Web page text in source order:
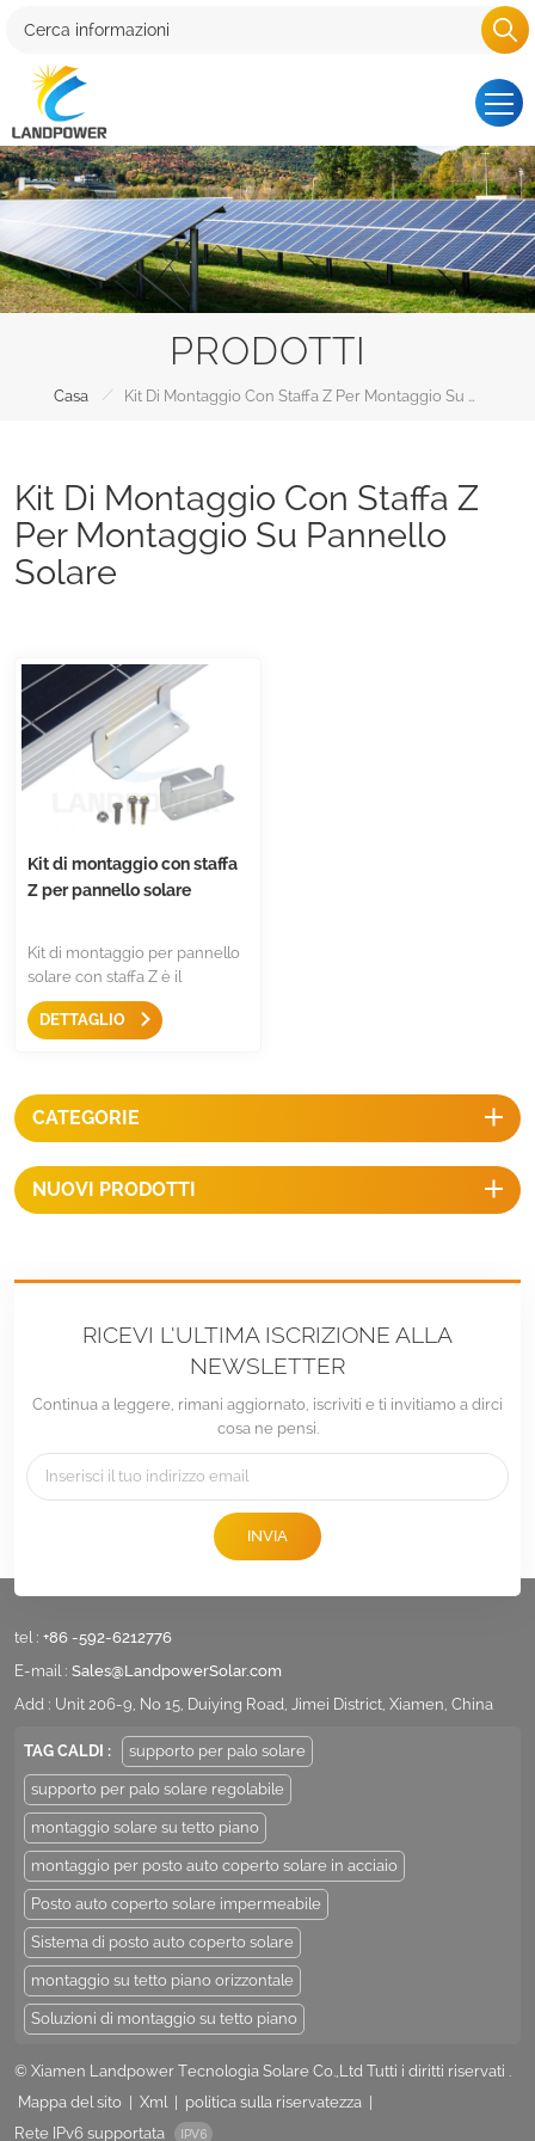
PRODOTTI
Casa /
Kit Di Montaggio Con Staffa Z
Per Montaggio Su Pannello
Solare
Kit di montaggio con staffa
Z per pannello solare
Kit di montaggio per pannello
solare con staffa Z è il
montaggio più semplice per
fissare la maggior parte dei
montaggio su tetti di camper,
rimorchi, barche, veicoli
ricreativi o yacht, montaggio
ideale per l'installazione di
pannelli solari.
DETTAGLIO
CATEGORIE
NUOVI PRODOTTI
RICEVI L'ULTIMA ISCRIZIONE ALLA
NEWSLETTER
Continua a leggere, rimani aggiornato, iscriviti e ti invitiamo a dirci
cosa ne pensi.
INVIA
tel : +86 -592-6212776
E-mail : Sales@LandpowerSolar.com
Add : Unit 206-9, No 15, Duiying Road, Jimei District, Xiamen, China
TAG CALDI : supporto per palo solare
supporto per palo solare regolabile
montaggio solare su tetto piano
montaggio per posto auto coperto solare in acciaio
Posto auto coperto solare impermeabile
Sistema di posto auto coperto solare
montaggio su tetto piano orizzontale
Soluzioni di montaggio su tetto piano
© Xiamen Landpower Tecnologia Solare Co.,Ltd Tutti i diritti riservati .
Mappa del sito
Xml politica sulla riservatezza
Rete IPv6 supportata